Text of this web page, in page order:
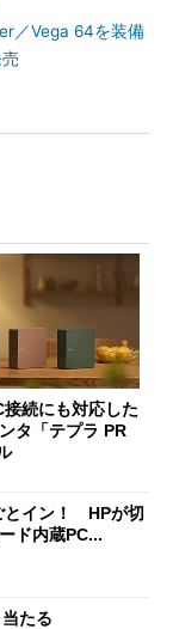
／Vega 64を装備
接続にも対応した
タ「テプラ PR
とイン！ HPが切
ド内蔵PC...
たる